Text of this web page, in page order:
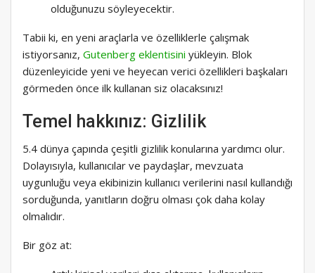
olduğunuzu söyleyecektir.
Tabii ki, en yeni araçlarla ve özelliklerle çalışmak
istiyorsanız, Gutenberg eklentisini yükleyin. Blok
düzenleyicide yeni ve heyecan verici özellikleri başkaları
görmeden önce ilk kullanan siz olacaksınız!
Temel hakkınız: Gizlilik
5.4 dünya çapında çeşitli gizlilik konularına yardımcı olur.
Dolayısıyla, kullanıcılar ve paydaşlar, mevzuata
uygunluğu veya ekibinizin kullanıcı verilerini nasıl kullandığı
sorduğunda, yanıtların doğru olması çok daha kolay
olmalıdır.
Bir göz at: